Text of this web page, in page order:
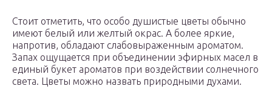
Стоит отметить, что особо душистые цветы обычно
имеют белый или желтый окрас. А более яркие,
напротив, обладают слабовыраженным ароматом.
Запах ощущается при объединении эфирных масел в
единый букет ароматов при воздействии солнечного
света. Цветы можно назвать природными духами.